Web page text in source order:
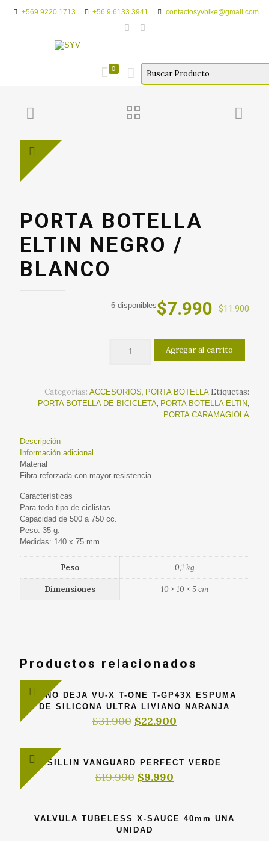
+569 9220 1713 +56 9 6133 3941 contactosyvbike@gmail.com
0
PORTA BOTELLA
ELTIN NEGRO /
BLANCO
$11.900
El
original
era:
$7.990 El
actual
es:
6 disponibles
Agregar al carrito
Categorías: ACCESORIOS, PORTA BOTELLA Etiquetas:
PORTA BOTELLA DE BICICLETA, PORTA BOTELLA ELTIN,
PORTA CARAMAGIOLA
Descripción
Información adicional
Material
Fibra reforzada con mayor resistencia
Características
Para todo tipo de ciclistas
Capacidad de 500 a 750 cc.
Peso: 35 g.
Medidas: 140 x 75 mm.
Peso 0,1 kg
Dimensiones 10 × 10 × 5 cm
Productos relacionados
PUÑO DEJA VU-X T-ONE T-GP43X ESPUMA
DE SILICONA ULTRA LIVIANO NARANJA
$31.900 El
$31.900.
$22.900
$22.900.
SILLIN VANGUARD PERFECT VERDE
$19.990 El
$19.990.
$9.990
$9.990.
VALVULA TUBELESS X-SAUCE 40mm UNA
UNIDAD